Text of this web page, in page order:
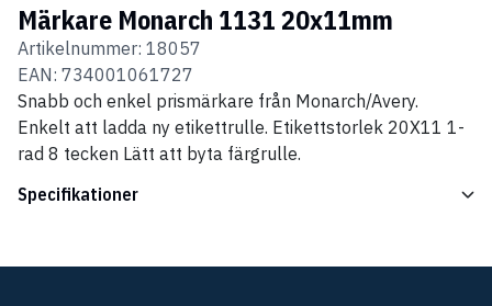
Märkare Monarch 1131 20x11mm
Artikelnummer: 18057
EAN: 734001061727
Snabb och enkel prismärkare från Monarch/Avery.
Enkelt att ladda ny etikettrulle. Etikettstorlek 20X11 1-
rad 8 tecken Lätt att byta färgrulle.
Specifikationer